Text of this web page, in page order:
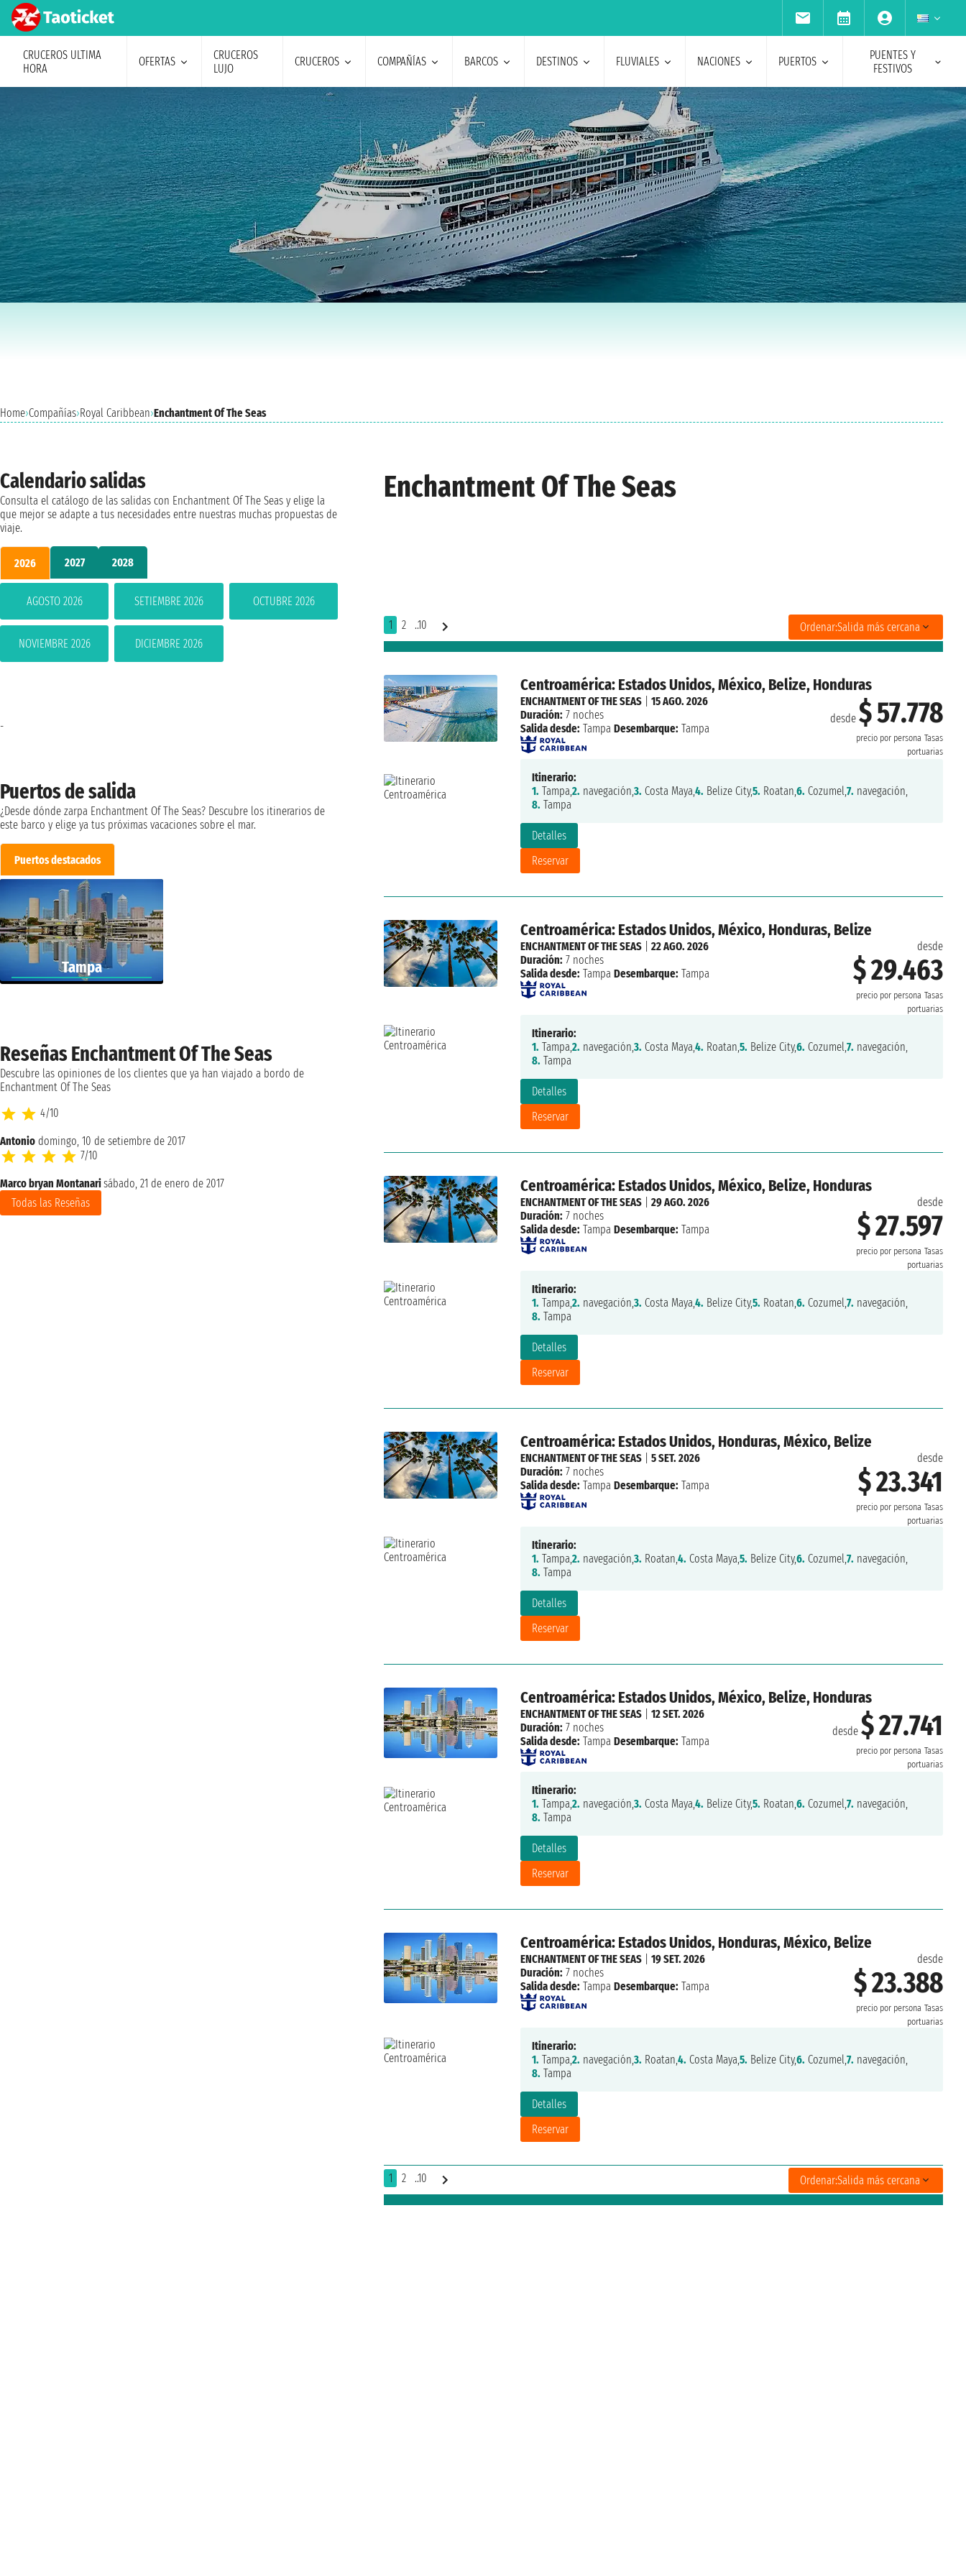
CRUCEROS ULTIMA
HORA
OFERTAS
CRUCEROS
LUJO
CRUCEROS COMPAÑÍAS BARCOS DESTINOS FLUVIALES NACIONES PUERTOS
PUENTES Y
FESTIVOS
Home›Compañías›Royal Caribbean›Enchantment Of The Seas
Enchantment Of The Seas
1 2 ..10 Ordenar:Salida más cercana
Centroamérica: Estados Unidos, México, Belize, Honduras
desde $ 57.778
precio por persona Tasas
portuarias
Detalles
Reservar
ENCHANTMENT OF THE SEAS| 15 AGO. 2026
Duración: 7 noches
Salida desde: Tampa Desembarque: Tampa
Itinerario:
1. Tampa,2. navegación,3. Costa Maya,4. Belize City,5. Roatan,6. Cozumel,7. navegación,
8. Tampa
Centroamérica: Estados Unidos, México, Honduras, Belize
desde
$ 29.463
precio por persona Tasas
portuarias
Detalles
Reservar
ENCHANTMENT OF THE SEAS| 22 AGO. 2026
Duración: 7 noches
Salida desde: Tampa Desembarque: Tampa
Itinerario:
1. Tampa,2. navegación,3. Costa Maya,4. Roatan,5. Belize City,6. Cozumel,7. navegación,
8. Tampa
Centroamérica: Estados Unidos, México, Belize, Honduras
desde
$ 27.597
precio por persona Tasas
portuarias
Detalles
Reservar
ENCHANTMENT OF THE SEAS| 29 AGO. 2026
Duración: 7 noches
Salida desde: Tampa Desembarque: Tampa
Itinerario:
1. Tampa,2. navegación,3. Costa Maya,4. Belize City,5. Roatan,6. Cozumel,7. navegación,
8. Tampa
Centroamérica: Estados Unidos, Honduras, México, Belize
desde
$ 23.341
precio por persona Tasas
portuarias
Detalles
Reservar
ENCHANTMENT OF THE SEAS| 5 SET. 2026
Duración: 7 noches
Salida desde: Tampa Desembarque: Tampa
Itinerario:
1. Tampa,2. navegación,3. Roatan,4. Costa Maya,5. Belize City,6. Cozumel,7. navegación,
8. Tampa
Centroamérica: Estados Unidos, México, Belize, Honduras
desde $ 27.741
precio por persona Tasas
portuarias
Detalles
Reservar
ENCHANTMENT OF THE SEAS| 12 SET. 2026
Duración: 7 noches
Salida desde: Tampa Desembarque: Tampa
Itinerario:
1. Tampa,2. navegación,3. Costa Maya,4. Belize City,5. Roatan,6. Cozumel,7. navegación,
8. Tampa
Centroamérica: Estados Unidos, Honduras, México, Belize
desde
$ 23.388
precio por persona Tasas
portuarias
Detalles
Reservar
ENCHANTMENT OF THE SEAS| 19 SET. 2026
Duración: 7 noches
Salida desde: Tampa Desembarque: Tampa
Itinerario:
1. Tampa,2. navegación,3. Roatan,4. Costa Maya,5. Belize City,6. Cozumel,7. navegación,
8. Tampa
1 2 ..10 Ordenar:Salida más cercana
Calendario salidas
Consulta el catálogo de las salidas con Enchantment Of The Seas y elige la
que mejor se adapte a tus necesidades entre nuestras muchas propuestas de
viaje.
2026 2027 2028
AGOSTO 2026 SETIEMBRE 2026 OCTUBRE 2026
NOVIEMBRE 2026 DICIEMBRE 2026
Puertos de salida
¿Desde dónde zarpa Enchantment Of The Seas? Descubre los itinerarios de
este barco y elige ya tus próximas vacaciones sobre el mar.
Puertos destacados
Tampa
-
Reseñas Enchantment Of The Seas
Descubre las opiniones de los clientes que ya han viajado a bordo de
Enchantment Of The Seas
4/10
Antonio domingo, 10 de setiembre de 2017
7/10
Marco bryan Montanarisábado, 21 de enero de 2017
Todas las Reseñas